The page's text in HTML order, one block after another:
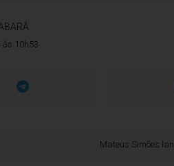
10h53
Mateus Simões lança